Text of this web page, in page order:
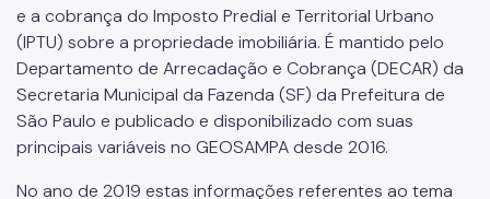
e a cobrança do Imposto Predial e Territorial Urbano
(IPTU) sobre a propriedade imobiliária. É mantido pelo
Departamento de Arrecadação e Cobrança (DECAR) da
Secretaria Municipal da Fazenda (SF) da Prefeitura de
São Paulo e publicado e disponibilizado com suas
principais variáveis no GEOSAMPA desde 2016.
No ano de 2019 estas informações referentes ao tema